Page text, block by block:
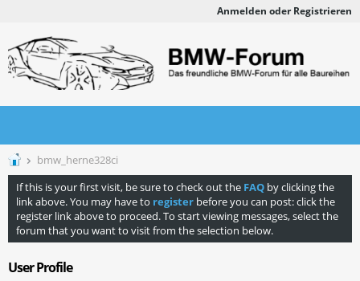
Anmelden oder Registrieren
bmw_herne328ci
If this is your first visit, be sure to check out the FAQ by clicking the
link above. You may have to register before you can post: click the
register link above to proceed. To start viewing messages, select the
forum that you want to visit from the selection below.
User Profile